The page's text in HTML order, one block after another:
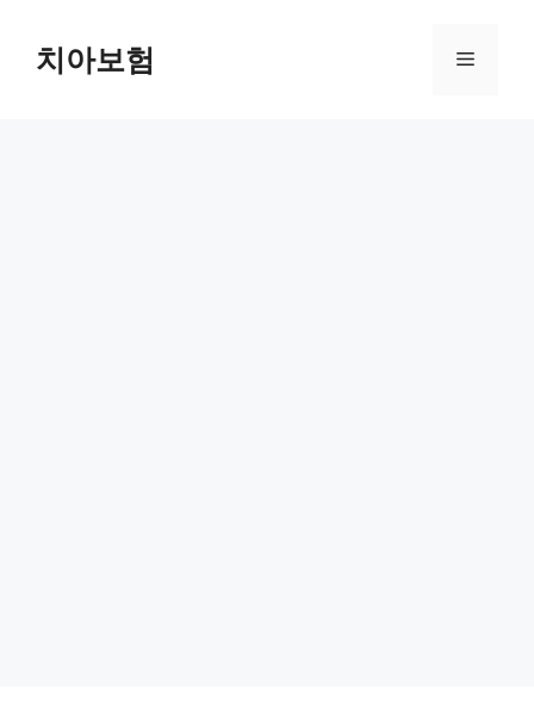
content치아보험 Menu